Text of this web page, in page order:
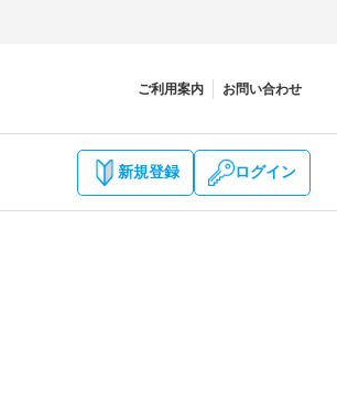
ご利用案内 お問い合わせ
新規登録 ログイン